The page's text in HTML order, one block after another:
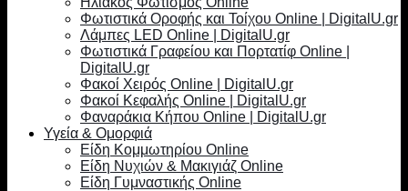
Φωτιστικά Οροφής και Τοίχου Online | DigitalU.gr
Λάμπες LED Online | DigitalU.gr
Φωτιστικά Γραφείου και Πορτατίφ Online |
DigitalU.gr
Φακοί Χειρός Online | DigitalU.gr
Φακοί Κεφαλής Online | DigitalU.gr
Φαναράκια Κήπου Online | DigitalU.gr
Υγεία & Ομορφιά
Είδη Κομμωτηρίου Online
Είδη Νυχιών & Μακιγιάζ Online
Είδη Γυμναστικής Online